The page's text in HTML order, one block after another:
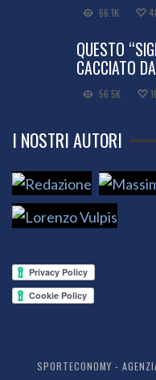
66.1K
QUESTO
CACCIATO
56.5K
I NOSTRI AUTORI
SPORTECONOMY -